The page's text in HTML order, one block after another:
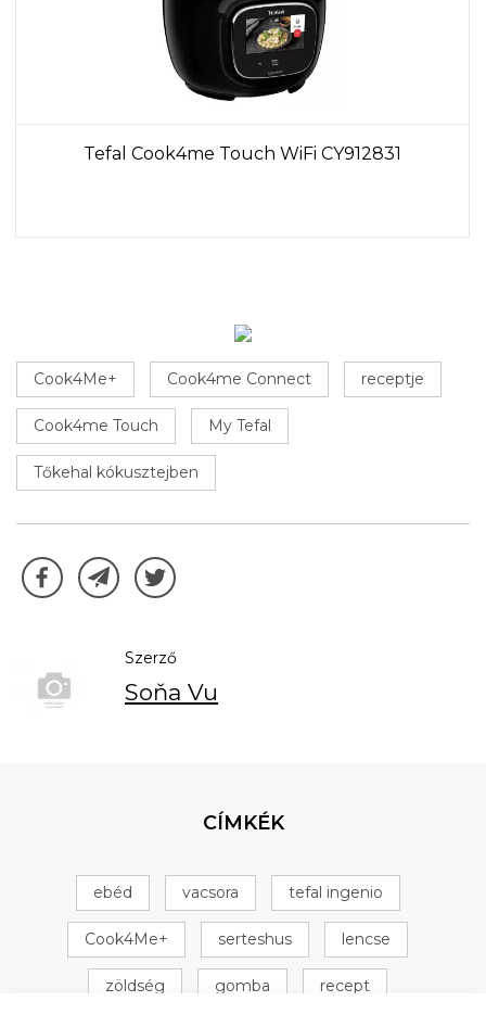
Tefal Cook4me Touch WiFi CY912831
Cook4Me+ Cook4me Connect receptje
Cook4me Touch My Tefal
Tőkehal kókusztejben
Szerző
Soňa Vu
CÍMKÉK
ebéd vacsora tefal ingenio
Cook4Me+ serteshus lencse
zöldség gomba
recept